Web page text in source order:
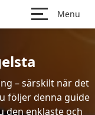
Menu
– särskilt när det
följer denna guide
den enklaste och